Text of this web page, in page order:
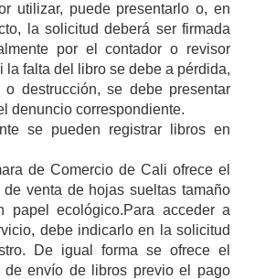
utilizar, puede presentarlo o, en
la solicitud deberá ser firmada
por el contador o revisor
la falta del libro se debe a pérdida,
o destrucción, se debe presentar
denuncio correspondiente.
se pueden registrar libros en
de Comercio de Cali ofrece el
de venta de hojas sueltas tamaño
papel ecológico.Para acceder a
debe indicarlo en la solicitud
De igual forma se ofrece el
de envío de libros previo el pago